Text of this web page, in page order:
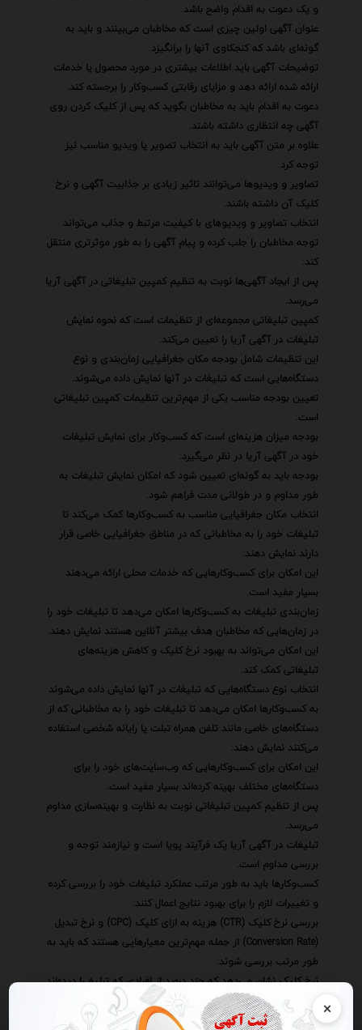
×
و یک دعوت به اقدام واضح باشد.
عنوان آگهی اولین چیزی است که مخاطبان می‌بینند و باید به
گونه‌ای باشد که کنجکاوی آنها را برانگیزد.
توضیحات آگهی باید اطلاعات بیشتری در مورد محصول یا خدمات
ارائه شده ارائه دهد و مزایای رقابتی کسب‌وکار را برجسته کند.
دعوت به اقدام باید به مخاطبان بگوید که پس از کلیک کردن روی
آگهی چه انتظاری داشته باشند.
علاوه بر متن آگهی باید به انتخاب تصویر یا ویدیو مناسب نیز
توجه کرد.
تصاویر و ویدیوها می‌توانند تاثیر زیادی بر جذابیت آگهی و نرخ
کلیک آن داشته باشند.
انتخاب تصاویر و ویدیوهای با کیفیت مرتبط و جذاب می‌تواند
توجه مخاطبان را جلب کرده و پیام آگهی را به طور موثرتری منتقل
کند.
پس از ایجاد آگهی‌ها نوبت به تنظیم کمپین تبلیغاتی در آگهی آریا
می‌رسد.
کمپین تبلیغاتی مجموعه‌ای از تنظیمات است که نحوه نمایش
تبلیغات در آگهی آریا را تعیین می‌کند.
این تنظیمات شامل بودجه مکان جغرافیایی زمان‌بندی و نوع
دستگاه‌هایی است که تبلیغات در آنها نمایش داده می‌شوند.
تعیین بودجه مناسب یکی از مهم‌ترین تنظیمات کمپین تبلیغاتی
است.
بودجه میزان هزینه‌ای است که کسب‌وکار برای نمایش تبلیغات
خود در آگهی آریا در نظر می‌گیرد.
بودجه باید به گونه‌ای تعیین شود که امکان نمایش تبلیغات به
طور مداوم و در طولانی مدت فراهم شود.
انتخاب مکان جغرافیایی مناسب به کسب‌وکارها کمک می‌کند تا
تبلیغات خود را به مخاطبانی که در مناطق جغرافیایی خاصی قرار
دارند نمایش دهند.
این امکان برای کسب‌وکارهایی که خدمات محلی ارائه می‌دهند
بسیار مفید است.
زمان‌بندی تبلیغات به کسب‌وکارها امکان می‌دهد تا تبلیغات خود را
در زمان‌هایی که مخاطبان هدف بیشتر آنلاین هستند نمایش دهند.
این امکان می‌تواند به بهبود نرخ کلیک و کاهش هزینه‌های
تبلیغاتی کمک کند.
انتخاب نوع دستگاه‌هایی که تبلیغات در آنها نمایش داده می‌شوند
به کسب‌وکارها امکان می‌دهد تا تبلیغات خود را به مخاطبانی که از
دستگاه‌های خاصی مانند تلفن همراه تبلت یا رایانه شخصی استفاده
می‌کنند نمایش دهند.
این امکان برای کسب‌وکارهایی که وب‌سایت‌های خود را برای
دستگاه‌های مختلف بهینه کرده‌اند بسیار مفید است.
پس از تنظیم کمپین تبلیغاتی نوبت به نظارت و بهینه‌سازی مداوم
می‌رسد.
تبلیغات در آگهی آریا یک فرآیند پویا است و نیازمند توجه و
بررسی مداوم است.
کسب‌وکارها باید به طور مرتب عملکرد تبلیغات خود را بررسی کرده
و تغییرات لازم را برای بهبود نتایج اعمال کنند.
بررسی نرخ کلیک (CTR) هزینه به ازای کلیک (CPC) و نرخ تبدیل
(Conversion Rate) از جمله مهم‌ترین معیارهایی هستند که باید به
طور مرتب بررسی شوند.
نرخ کلیک نشان می‌دهد که چند درصد از افرادی که تبلیغ را دیده‌اند
روی آن کلیک کرده‌اند.
هزینه به ازای کلیک نشان می‌دهد که کسب‌وکار برای هر کلیک